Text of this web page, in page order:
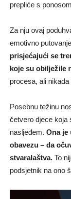
prepliće s
Za nju ovaj
emotivno
prisjećajući se
koje su obilježile
procesa, ali
Posebnu težinu
četvero djece koja
nasljeđem. Ona je
obavezu – da
stvaralaštva. To
podsjetnik na ono